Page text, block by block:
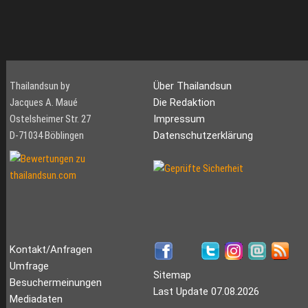
Thailandsun by
Jacques A. Maué
Ostelsheimer Str. 27
D-71034 Böblingen
Über Thailandsun
Die Redaktion
Impressum
Datenschutzerklärung
Kontakt/Anfragen
Umfrage
Besuchermeinungen
Mediadaten
Sitemap
Last Update 07.08.2026